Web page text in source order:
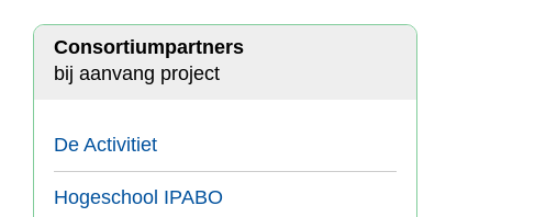
Consortiumpartners
bij aanvang project
De Activitiet
Hogeschool IPABO